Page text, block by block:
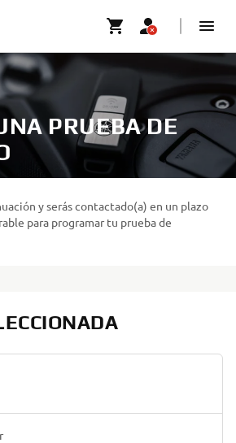
PRUEBA DE
y serás contactado(a) en un plazo
para programar tu prueba de